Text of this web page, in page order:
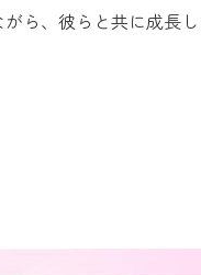
ら、彼らと共に成長